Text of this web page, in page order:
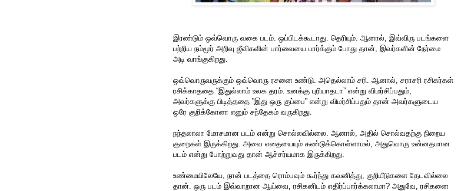
இரண்டும் ஒவ்வொரு வகை படம். ஒப்பிடக்கூடாது. தெரியும். ஆனால், இவ்விரு படங்களை
பற்றிய நம்மூர் அறிவு ஜீவிகளின் பார்வையை பார்க்கும் போது தான், இவர்களின் நேர்மை
அடி வாங்குகிறது.
ஒவ்வொருவருக்கும் ஒவ்வொரு ரசனை உண்டு. அதெல்லாம் சரி. ஆனால், சராசரி ரசிகர்கள்
ரசிக்காததை “இதுல்லாம் உலக தரம். உனக்கு புரியாதடா” என்று விமர்சிப்பதும்,
அவர்களுக்கு பிடித்ததை ”இது ஒரு குப்பை” என்று விமர்சிப்பதும் தான் அவர்களுடைய
ஒரே குறிக்கோளா எனும் சந்தேகம் வருகிறது.
நந்தலாலா மோசமான படம் என்று சொல்லவில்லை. ஆனால், அதில் சொல்வதற்கு நிறைய
குறைகள் இருக்கிறது. அவை எதையையும் கண்டுக்கொள்ளாமல், அதுவொரு உன்னதமான
படம் என்று போற்றுவது தான் ஆச்சர்யமாக இருக்கிறது.
உண்மையிலேயே, நான் படத்தை ரொம்பவும் கூர்ந்து கவனித்து, குறியீடுகளை தேடவில்லை
தான். ஒரு படம் இவ்வாறான ஆய்வை, ரசிகனிடம் எதிர்ப்பார்க்கலாமா? அதுவே, ரசிகனை